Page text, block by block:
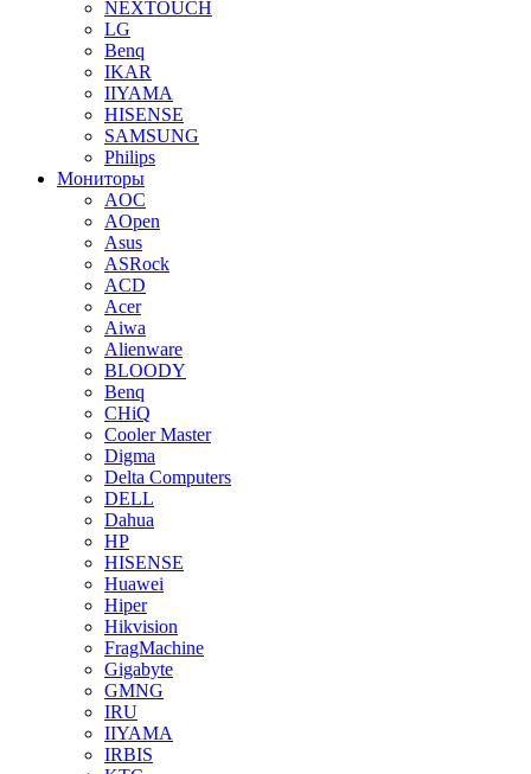
NEXTOUCH
LG
Benq
IKAR
IIYAMA
HISENSE
SAMSUNG
Philips
Мониторы
AOC
AOpen
Asus
ASRock
ACD
Acer
Aiwa
Alienware
BLOODY
Benq
CHiQ
Cooler Master
Digma
Delta Computers
DELL
Dahua
HP
HISENSE
Huawei
Hiper
Hikvision
FragMachine
Gigabyte
GMNG
IRU
IIYAMA
IRBIS